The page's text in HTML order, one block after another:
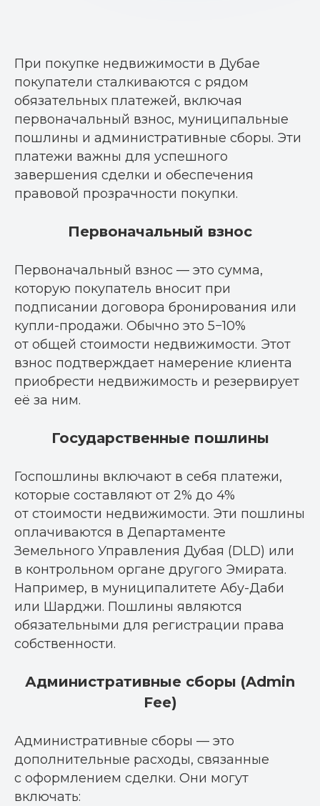
При покупке недвижимости в Дубае
покупатели сталкиваются с рядом
обязательных платежей, включая
первоначальный взнос, муниципальные
пошлины и административные сборы. Эти
платежи важны для успешного
завершения сделки и обеспечения
правовой прозрачности покупки.
Первоначальный взнос
Первоначальный взнос — это сумма,
которую покупатель вносит при
подписании договора бронирования или
купли-продажи. Обычно это 5−10%
от общей стоимости недвижимости. Этот
взнос подтверждает намерение клиента
приобрести недвижимость и резервирует
её за ним.
Государственные пошлины
Госпошлины включают в себя платежи,
которые составляют от 2% до 4%
от стоимости недвижимости. Эти пошлины
оплачиваются в Департаменте
Земельного Управления Дубая (DLD) или
в контрольном органе другого Эмирата.
Например, в муниципалитете Абу-Даби
или Шарджи. Пошлины являются
обязательными для регистрации права
собственности.
Административные сборы (Admin
Fee)
Административные сборы — это
дополнительные расходы, связанные
с оформлением сделки. Они могут
включать: